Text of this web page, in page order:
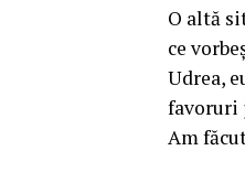
O altă
ce
Udrea,
favoruri
Am